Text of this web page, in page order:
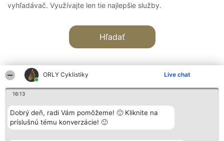
ORLY Cyklistiky Live chat
16:13
Dobrý deň, radi Vám pomôžeme! 🙂 Kliknite na
príslušnú tému konverzácie! 🙂
vyhľadávač. Využívajte len tie najlepšie služby.
Hľadať
Organizátor hodnotenia
Bright Side Solutions sp. z o.
o. sp. k.
Wrocław 50-079
Hodnotenie
Laureáti
Lista
Laureatów
Kontakt
Kontakt